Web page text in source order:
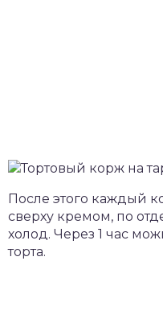
После этого каждый
сверху кремом, по
холод. Через 1 час
торта.